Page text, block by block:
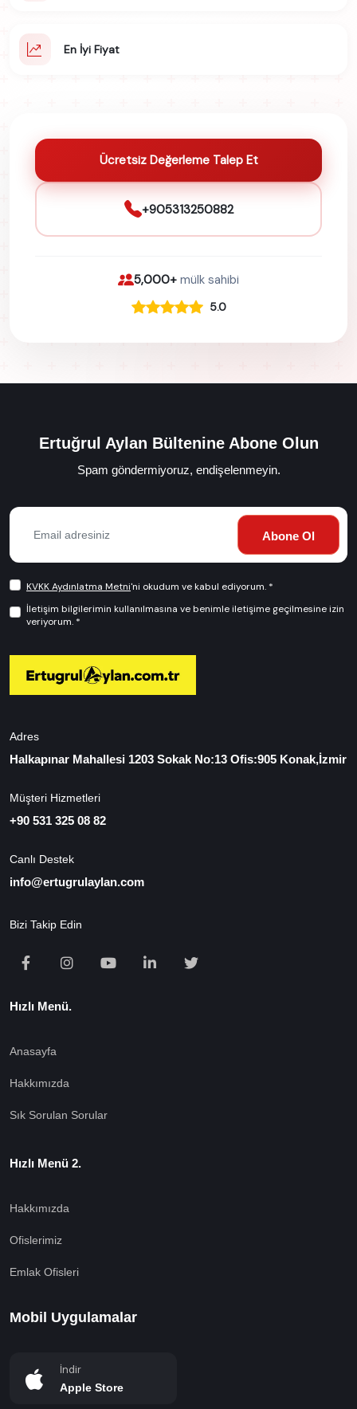
En İyi Fiyat
Ücretsiz Değerleme Talep Et
+905313250882
5,000+ mülk sahibi
5.0
Ertuğrul Aylan Bültenine Abone Olun
Spam göndermiyoruz, endişelenmeyin.
Abone Ol
KVKK Aydınlatma Metni'ni okudum ve kabul ediyorum. *
İletişim bilgilerimin kullanılmasına ve benimle iletişime geçilmesine izin
veriyorum. *
Adres
Halkapınar Mahallesi 1203 Sokak No:13 Ofis:905 Konak,İzmir
Müşteri Hizmetleri
+90 531 325 08 82
Canlı Destek
info@ertugrulaylan.com
Bizi Takip Edin
Hızlı Menü.
Anasayfa
Hakkımızda
Sık Sorulan Sorular
Hızlı Menü 2.
Hakkımızda
Ofislerimiz
Emlak Ofisleri
Mobil Uygulamalar
İndir
Apple Store